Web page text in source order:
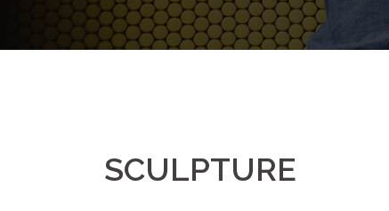
SCULPTURE